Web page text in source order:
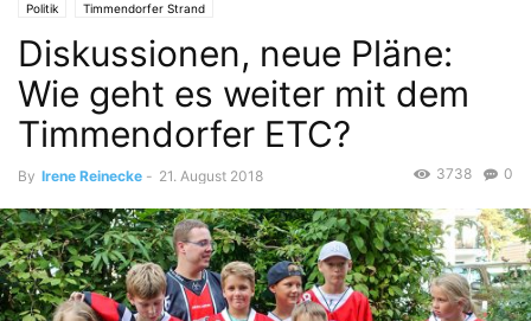
Politik Timmendorfer Strand
Diskussionen, neue Pläne:
Wie geht es weiter mit dem
Timmendorfer ETC?
By Irene Reinecke - 21. August 2018 0
3738